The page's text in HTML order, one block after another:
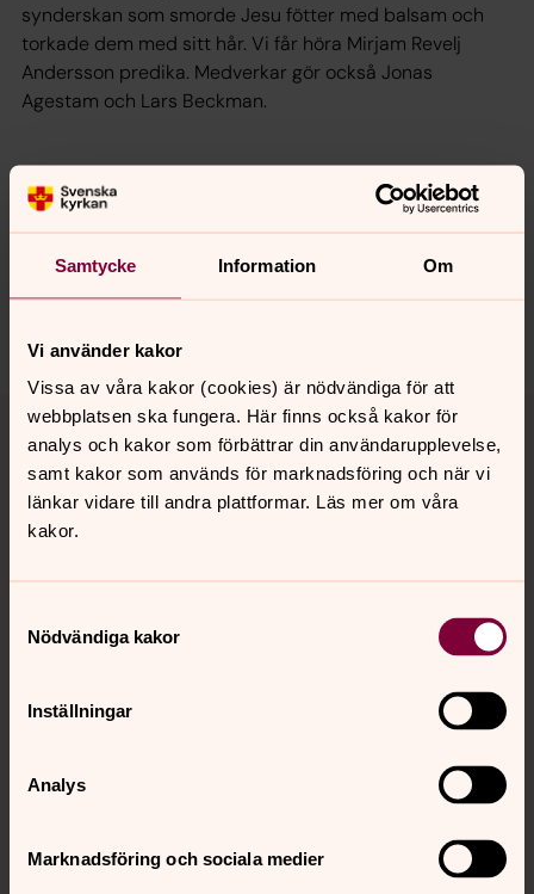
Samtycke Information Om
Vi använder kakor
Vissa av våra kakor (cookies) är nödvändiga för att
webbplatsen ska fungera. Här finns också kakor för
analys och kakor som förbättrar din användarupplevelse,
samt kakor som används för marknadsföring och när vi
länkar vidare till andra plattformar. Läs mer om våra
kakor.
Nödvändiga kakor
Inställningar
Analys
Marknadsföring och sociala medier
synderskan som smorde Jesu fötter med balsam och
torkade dem med sitt hår. Vi får höra Mirjam Revelj
Andersson predika. Medverkar gör också Jonas
Agestam och Lars Beckman.
Synpunkter eller frågor på sidans
Tillbaka till toppen
Tillbaka till innehållet
Kontakt
Hitta snabbt
Sociala kanaler